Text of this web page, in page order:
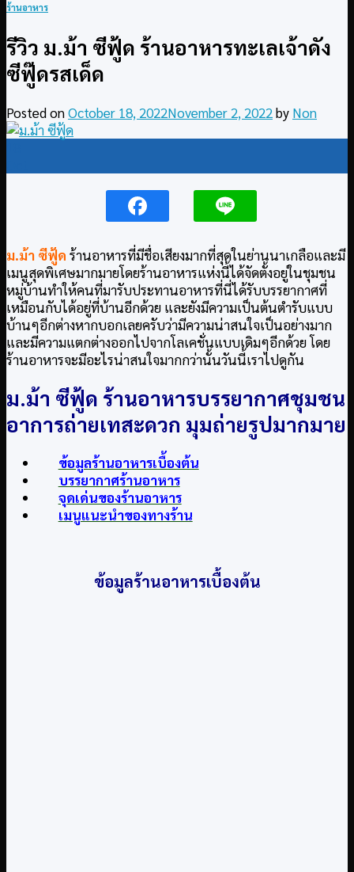
ร้านอาหาร
รีวิว ม.ม้า ซีฟู้ด ร้านอาหารทะเลเจ้าดัง
ซีฟู๊ดรสเด็ด
Posted onOctober 18, 2022November 2, 2022by Non
ม.ม้า ซีฟู้ด ร้านอาหารที่มีชื่อเสียงมากที่สุดในย่านนาเกลือและมี
เมนูสุดพิเศษมากมายโดยร้านอาหารแห่งนี้ได้จัดตั้งอยู่ในชุมชน
หมู่บ้านทำให้คนที่มารับประทานอาหารที่นี่ได้รับบรรยากาศที่
เหมือนกับได้อยู่ที่บ้านอีกด้วย และยังมีความเป็นต้นตำรับแบบ
บ้านๆอีกต่างหากบอกเลยครับว่ามีความน่าสนใจเป็นอย่างมาก
และมีความแตกต่างออกไปจากโลเคชั่นแบบเดิมๆอีกด้วย โดย
ร้านอาหารจะมีอะไรน่าสนใจมากกว่านั้นวันนี้เราไปดูกัน
ม.ม้า ซีฟู้ด ร้านอาหารบรรยากาศชุมชน
อาการถ่ายเทสะดวก มุมถ่ายรูปมากมาย
ข้อมูลร้านอาหารเบื้องต้น
บรรยากาศร้านอาหาร
จุดเด่นของร้านอาหาร
เมนูแนะนำของทางร้าน
ข้อมูลร้านอาหารเบื้องต้น